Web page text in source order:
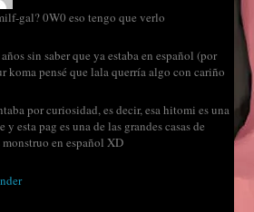
gal? 0W0 eso tengo que verlo
sin saber que ya estaba en español (por
koma pensé que lala querría algo con cariño
por curiosidad, es decir, esa hitomi es una
y esta pag es una de las grandes casas de
monstruo en español XD